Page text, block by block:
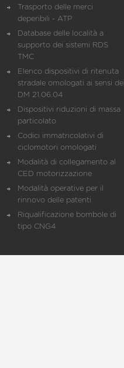
Trasporto delle merci
deperibili - ATP
Database delle località a
supporto dei sistemi RDS
TMC
Elenco dispositivi di ritenuta
stradale omologati ai sensi del
DM 21.06.04
Dispositivi riduzioni di massa
particolato
Codici immatricolativi di
ciclomotori omologati
Modalità di collegamento al
CED motorizzazione
Modalità operative per il
rinnovo delle patenti
Riqualificazione bombole di
tipo CNG4